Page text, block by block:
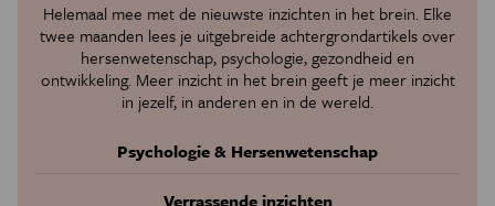
Helemaal mee met de nieuwste inzichten in het brein. Elke
twee maanden lees je uitgebreide achtergrondartikels over
hersenwetenschap, psychologie, gezondheid en
ontwikkeling. Meer inzicht in het brein geeft je meer inzicht
in jezelf, in anderen en in de wereld.
Psychologie & Hersenwetenschap
Verrassende inzichten